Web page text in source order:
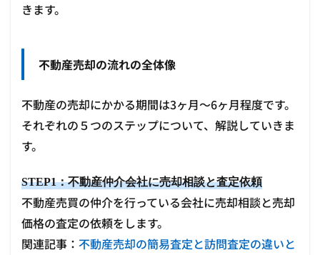
きます。
不動産売却の流れの全体像
不動産の売却にかかる期間は3ヶ月～6ヶ月程度です。
それぞれの５つのステップについて、解説していきま
す。
STEP1：不動産仲介会社に売却相談と査定依頼
不動産売買の仲介を行っている会社に売却相談と売却
価格の査定の依頼をします。
関連記事： 不動産売却の簡易査定と訪問査定の違いと